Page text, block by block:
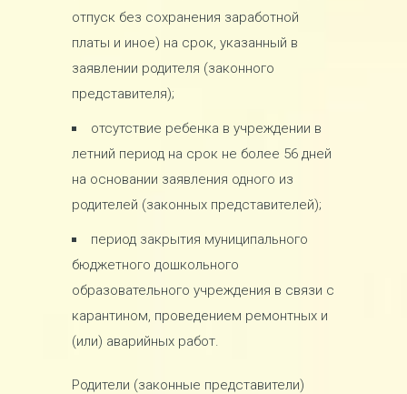
отпуск без сохранения заработной
платы и иное) на срок, указанный в
заявлении родителя (законного
представителя);
отсутствие ребенка в учреждении в
летний период на срок не более 56 дней
на основании заявления одного из
родителей (законных представителей);
период закрытия муниципального
бюджетного дошкольного
образовательного учреждения в связи с
карантином, проведением ремонтных и
(или) аварийных работ.
Родители (законные представители)